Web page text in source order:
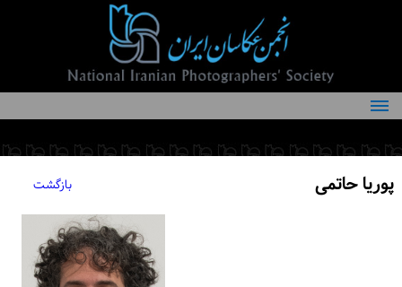
درباره انجمن
کمیته‌های انجمن
پوریا حاتمی بازگشت